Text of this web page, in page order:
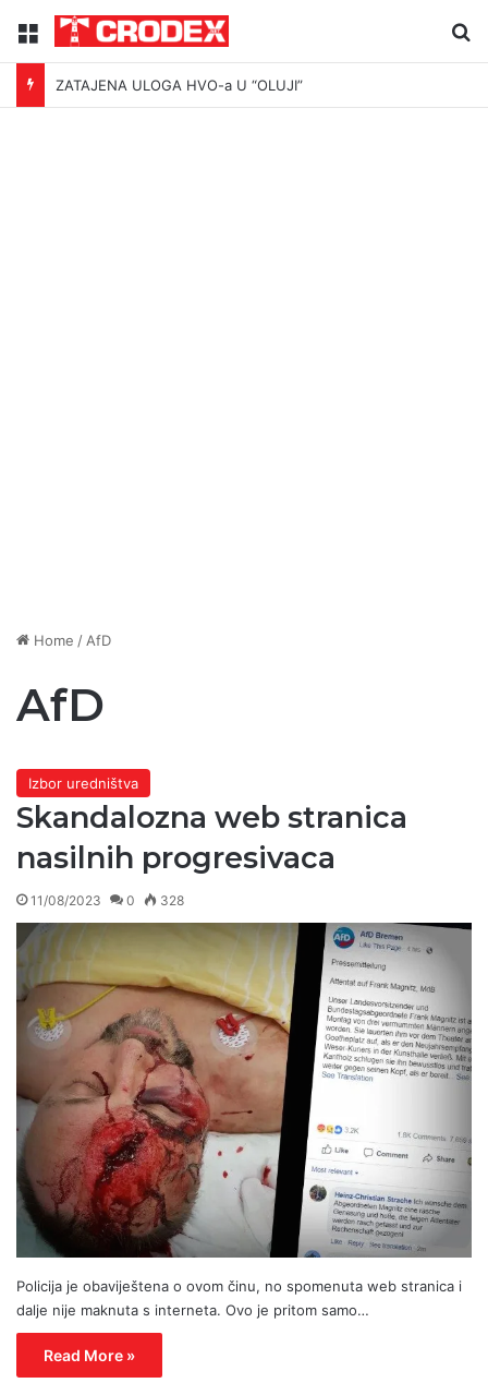
Menu
ZATAJENA ULOGA HVO-a U “OLUJI”
Home / AfD
AfD
Izbor uredništva
Skandalozna web stranica
nasilnih progresivaca
11/08/2023 0 328
Policija je obaviještena o ovom činu, no spomenuta web stranica i
dalje nije maknuta s interneta. Ovo je pritom samo…
Read More »